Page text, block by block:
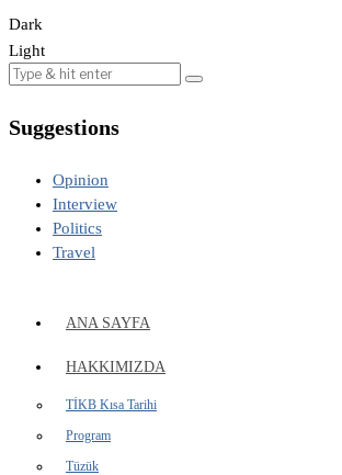
Dark
Light
Suggestions
Opinion
Interview
Politics
Travel
ANA SAYFA
HAKKIMIZDA
TİKB Kısa Tarihi
Program
Tüzük